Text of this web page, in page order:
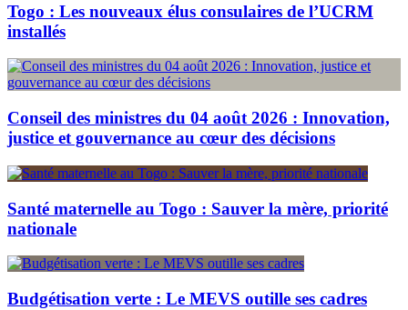
Togo : Les nouveaux élus consulaires de l’UCRM
installés
Conseil des ministres du 04 août 2026 : Innovation,
justice et gouvernance au cœur des décisions
Santé maternelle au Togo : Sauver la mère, priorité
nationale
Budgétisation verte : Le MEVS outille ses cadres